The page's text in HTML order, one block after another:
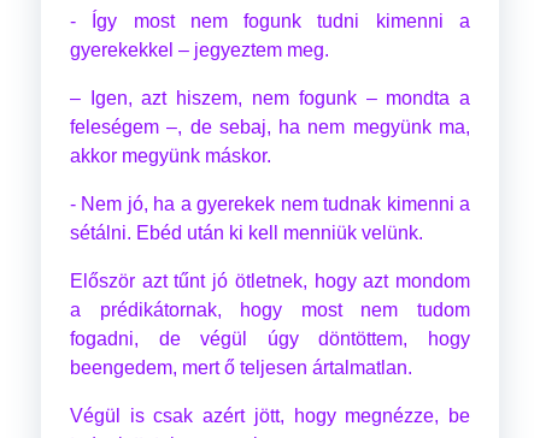
- Így most nem fogunk tudni kimenni a
gyerekekkel – jegyeztem meg.
– Igen, azt hiszem, nem fogunk – mondta a
feleségem –, de sebaj, ha nem megyünk ma,
akkor megyünk máskor.
- Nem jó, ha a gyerekek nem tudnak kimenni a
sétálni. Ebéd után ki kell menniük velünk.
Először azt tűnt jó ötletnek, hogy azt mondom
a prédikátornak, hogy most nem tudom
fogadni, de végül úgy döntöttem, hogy
beengedem, mert ő teljesen ártalmatlan.
Végül is csak azért jött, hogy megnézze, be